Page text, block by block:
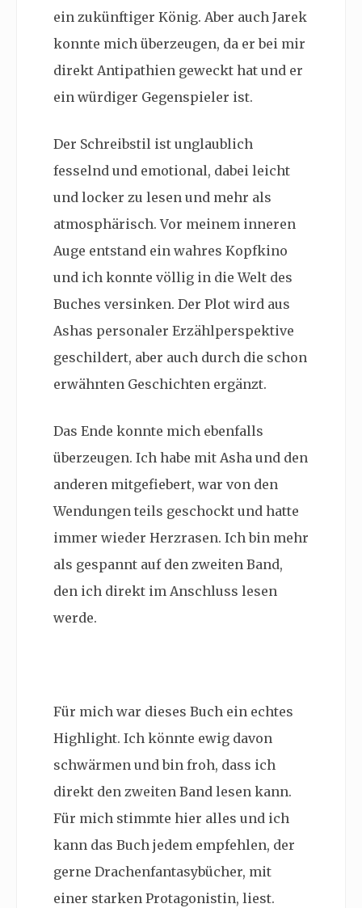
ein zukünftiger König. Aber auch Jarek
konnte mich überzeugen, da er bei mir
direkt Antipathien geweckt hat und er
ein würdiger Gegenspieler ist.
Der Schreibstil ist unglaublich
fesselnd und emotional, dabei leicht
und locker zu lesen und mehr als
atmosphärisch. Vor meinem inneren
Auge entstand ein wahres Kopfkino
und ich konnte völlig in die Welt des
Buches versinken. Der Plot wird aus
Ashas personaler Erzählperspektive
geschildert, aber auch durch die schon
erwähnten Geschichten ergänzt.
Das Ende konnte mich ebenfalls
überzeugen. Ich habe mit Asha und den
anderen mitgefiebert, war von den
Wendungen teils geschockt und hatte
immer wieder Herzrasen. Ich bin mehr
als gespannt auf den zweiten Band,
den ich direkt im Anschluss lesen
werde.
Für mich war dieses Buch ein echtes
Highlight. Ich könnte ewig davon
schwärmen und bin froh, dass ich
direkt den zweiten Band lesen kann.
Für mich stimmte hier alles und ich
kann das Buch jedem empfehlen, der
gerne Drachenfantasybücher, mit
einer starken Protagonistin, liest.